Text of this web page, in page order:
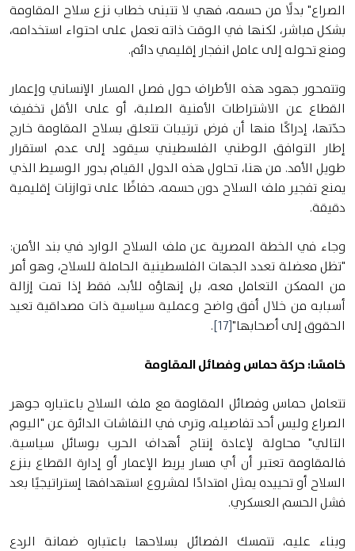
الصراع" بدلًا من حسمه، فهي لا تتبنى خطاب نزع سلاح المقاومة
بشكل مباشر، لكنها في الوقت ذاته تعمل على احتواء استخدامه،
ومنع تحوله إلى عامل انفجار إقليمي دائم.
وتتمحور جهود هذه الأطراف حول فصل المسار الإنساني وإعمار
القطاع عن الاشتراطات الأمنية الصلبة، أو على الأقل تخفيف
حدّتها، إدراكًا منها أن فرض ترتيبات تتعلق بسلاح المقاومة خارج
إطار التوافق الوطني الفلسطيني سيقود إلى عدم استقرار
طويل الأمد. من هنا، تحاول هذه الدول القيام بدور الوسيط الذي
يمنع تفجير ملف السلاح دون حسمه، حفاظًا على توازنات إقليمية
دقيقة.
وجاء في الخطة المصرية عن ملف السلاح الوارد في بند الأمن:
"تظل معضلة تعدد الجهات الفلسطينية الحاملة للسلاح، وهو أمر
من الممكن التعامل معه، بل إنهاؤه للأبد، فقط إذا تمت إزالة
أسبابه من خلال أفق واضح وعملية سياسية ذات مصداقية تعيد
الحقوق إلى أصحابها"[17]
.
خامسًا: حركة حماس وفصائل المقاومة
تتعامل حماس وفصائل المقاومة مع ملف السلاح باعتباره جوهر
الصراع وليس أحد تفاصيله، وترى في النقاشات الدائرة عن "اليوم
التالي" محاولة لإعادة إنتاج أهداف الحرب بوسائل سياسية.
فالمقاومة تعتبر أن أي مسار يربط الإعمار أو إدارة القطاع بنزع
السلاح أو تحييده يمثل امتدادًا لمشروع استهدافها إستراتيجيًا بعد
فشل الحسم العسكري.
وبناء عليه، تتمسك الفصائل بسلاحها باعتباره ضمانة الردع